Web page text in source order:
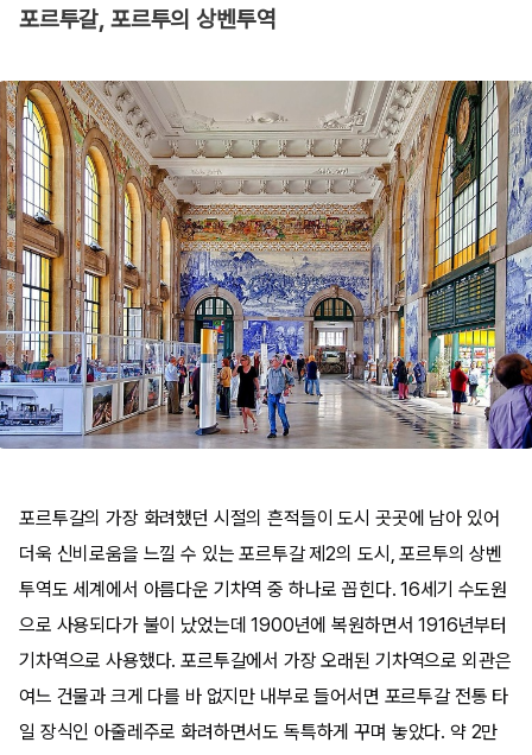
포르투갈, 포르투의 상벤투역
포르투갈의 가장 화려했던 시절의 흔적들이 도시 곳곳에 남아 있어
더욱 신비로움을 느낄 수 있는 포르투갈 제2의 도시, 포르투의 상벤
투역도 세계에서 아름다운 기차역 중 하나로 꼽힌다. 16세기 수도원
으로 사용되다가 불이 났었는데 1900년에 복원하면서 1916년부터
기차역으로 사용했다. 포르투갈에서 가장 오래된 기차역으로 외관은
여느 건물과 크게 다를 바 없지만 내부로 들어서면 포르투갈 전통 타
일 장식인 아줄레주로 화려하면서도 독특하게 꾸며 놓았다. 약 2만